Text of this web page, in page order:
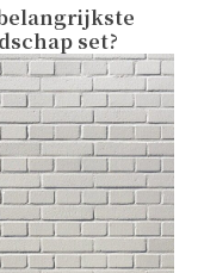
set?